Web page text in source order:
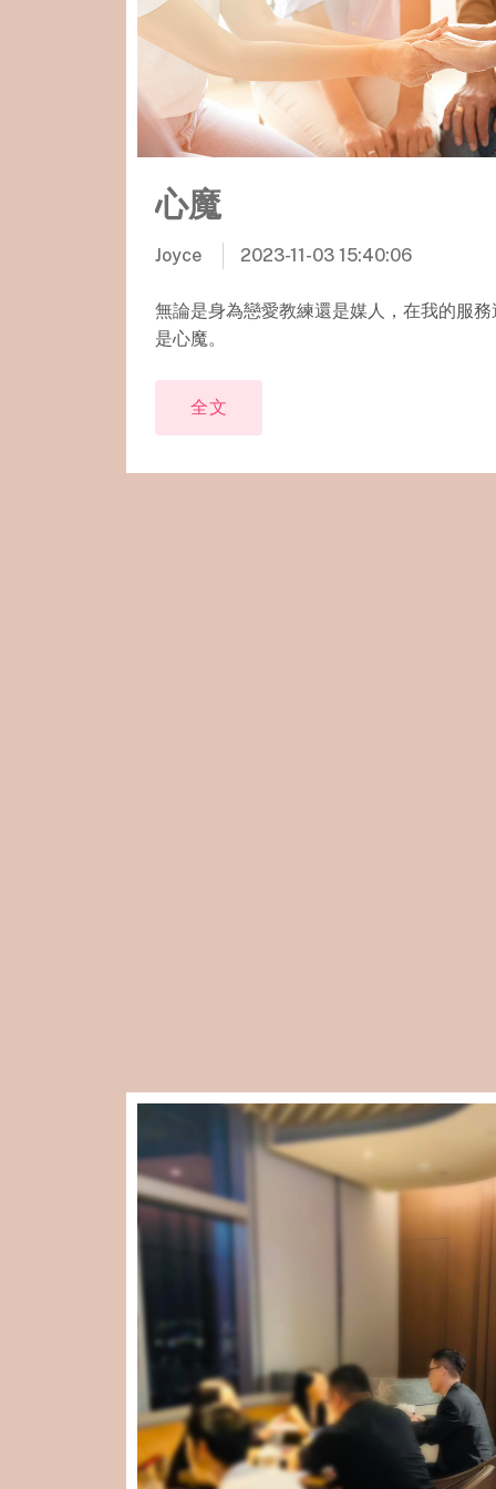
心魔
Joyce 2023-11-03 15:40:06
無論是身為戀愛教練還是媒人，在我的服
是心魔。
全文